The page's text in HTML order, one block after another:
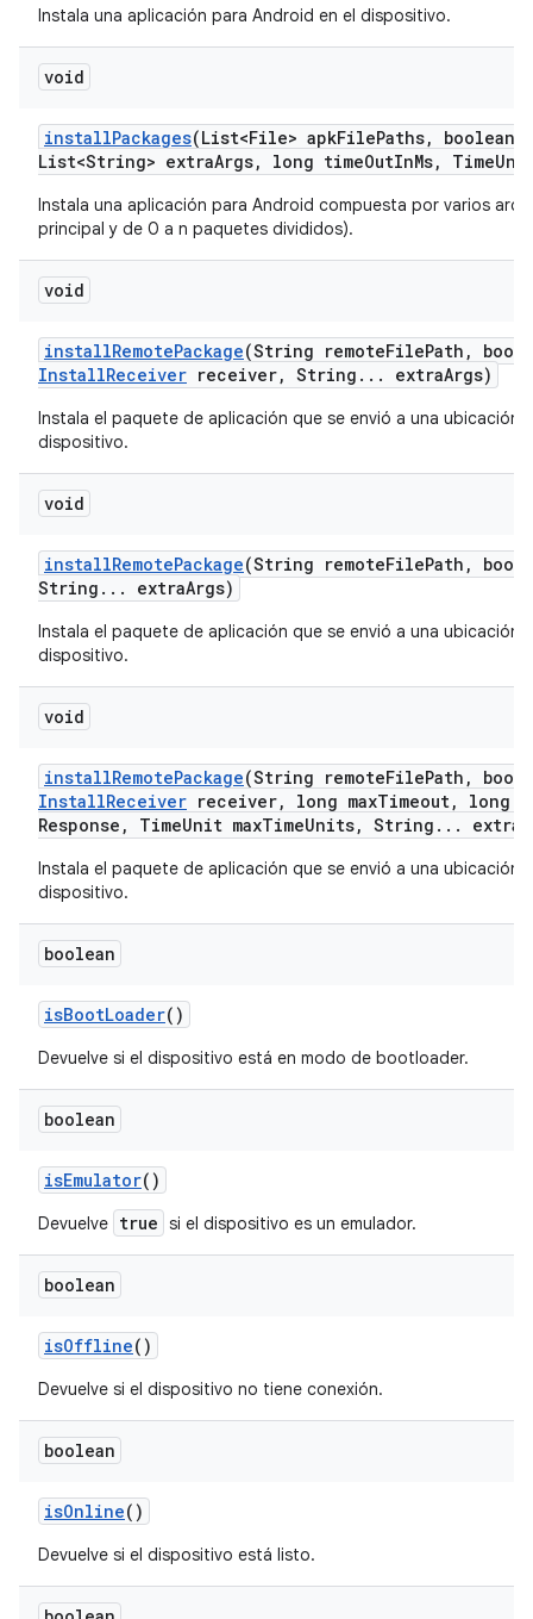
Instala una aplicación para Android en el dispositivo.
void
installPackages(List<File> apkFilePaths,
boolean
List<String> extraArgs, long timeOutInMs, Time
Instala una aplicación para Android compuesta por varios
principal y de 0 a n paquetes divididos).
void
installRemotePackage(String remoteFilePath ,
InstallReceiver receiver, String . . . extraArgs)
Instala el paquete de aplicación que se envió a una ubicación
dispositivo.
void
installRemotePackage(String remoteFilePath ,
String . . . extraArgs)
Instala el paquete de aplicación que se envió a una ubicación
dispositivo.
void
installRemotePackage(String remoteFilePath ,
InstallReceiver receiver, long maxTimeout,
long
Response , TimeUnit maxTimeUnits, String . . . extra
Instala el paquete de aplicación que se envió a una ubicación
dispositivo.
boolean
isBootLoader()
Devuelve si el dispositivo está en modo de bootloader.
boolean
isEmulator()
Devuelve true si el dispositivo es un emulador.
boolean
isOffline()
Devuelve si el dispositivo no tiene conexión.
boolean
isOnline()
Devuelve si el dispositivo está listo.